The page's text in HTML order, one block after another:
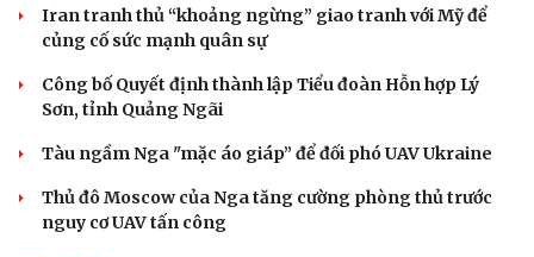
Dinh dưỡng - món ngon
Cây thuốc
Sản phụ khoa
Nhi khoa
Làm đẹp - giảm cân
Ăn sạch sống khỏe
Nhà đẹp
Tình yêu - Gia đình
Iran tranh thủ “khoảng ngừng” giao tranh với Mỹ để
củng cố sức mạnh quân sự
Công bố Quyết định thành lập Tiểu đoàn Hỗn hợp Lý
Sơn, tỉnh Quảng Ngãi
Tàu ngầm Nga "mặc áo giáp” để đối phó UAV Ukraine
Thủ đô Moscow của Nga tăng cường phòng thủ trước
nguy cơ UAV tấn công